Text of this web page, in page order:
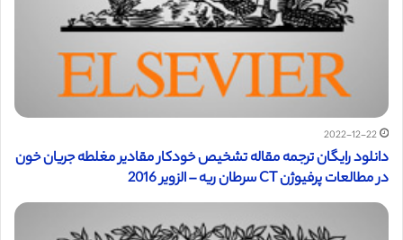
2022-12-22
دانلود رایگان ترجمه مقاله تشخیص خودکار مقادیر مغلطه جریان خون
در مطالعات پرفیوژن CT سرطان ریه – الزویر 2016